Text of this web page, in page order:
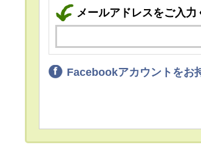
メールアドレスをご入力
Facebookアカウントをお